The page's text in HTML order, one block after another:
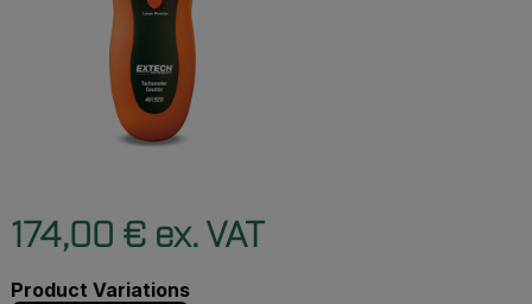
174,00 € ex. VAT
Product Variations